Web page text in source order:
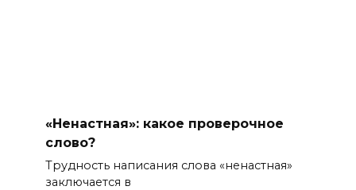
«Ненастная»: какое проверочное
слово?
Трудность написания слова «ненастная»
заключается в